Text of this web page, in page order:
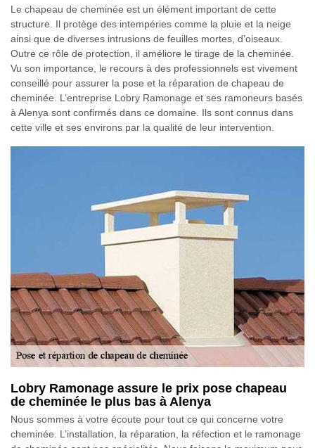
Le chapeau de cheminée est un élément important de cette
structure. Il protège des intempéries comme la pluie et la neige
ainsi que de diverses intrusions de feuilles mortes, d’oiseaux.
Outre ce rôle de protection, il améliore le tirage de la cheminée.
Vu son importance, le recours à des professionnels est vivement
conseillé pour assurer la pose et la réparation de chapeau de
cheminée. L’entreprise Lobry Ramonage et ses ramoneurs basés
à Alenya sont confirmés dans ce domaine. Ils sont connus dans
cette ville et ses environs par la qualité de leur intervention.
Lobry Ramonage assure le prix pose chapeau
de cheminée le plus bas à Alenya
Nous sommes à votre écoute pour tout ce qui concerne votre
cheminée. L’installation, la réparation, la réfection et le ramonage